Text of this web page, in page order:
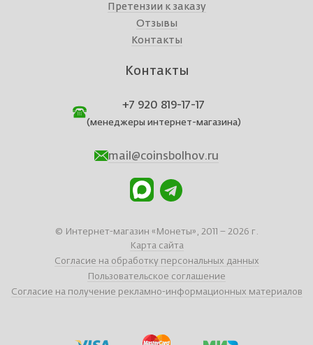
Претензии к заказу
Отзывы
Контакты
Контакты
+7 920 819-17-17
(менеджеры интернет-магазина)
mail@coinsbolhov.ru
© Интернет-магазин «Монеты», 2011 – 2026 г.
Карта сайта
Согласие на обработку персональных данных
Пользовательское соглашение
Согласие на получение рекламно-информационных материалов